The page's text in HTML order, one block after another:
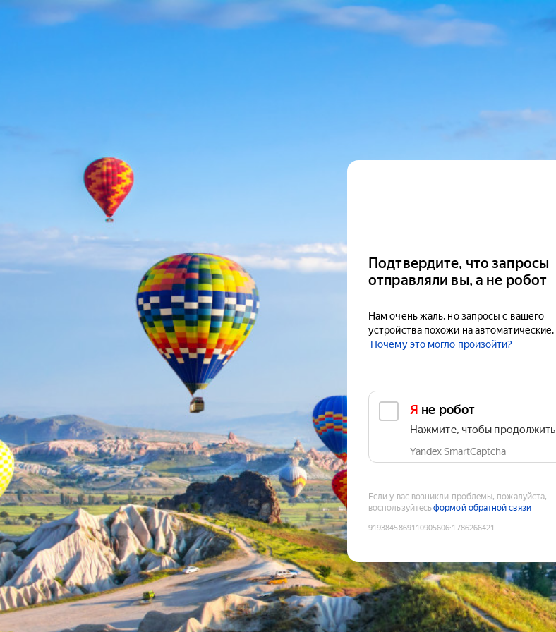
Подтвердите, что запросы
отправляли вы, а не робот
Нам очень жаль, но запросы с вашего
устройства похожи на автоматические.
Почему это могло произойти?
Я не робот
Нажмите, чтобы продолжить
Yandex SmartCaptcha
Если у вас возникли проблемы, пожалуйста,
воспользуйтесьформой обратной связи
9193845869110905606:1786266421